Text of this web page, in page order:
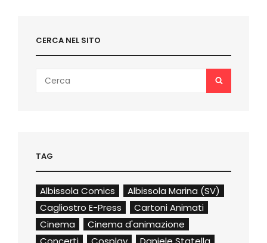
CERCA NEL SITO
for:
SEARCH
TAG
Albissola Comics
Albissola Marina (SV)
Cagliostro E-Press
Cartoni Animati
Cinema
Cinema d'animazione